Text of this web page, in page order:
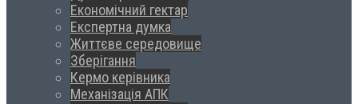
Економічний гектар
Експертна думка
Життєве середовище
Зберігання
Кермо керівника
Механізація АПК